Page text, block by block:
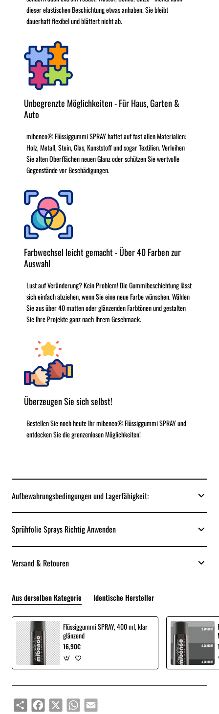
dieser elastischen Beschichtung etwas anhaben. Sie bleibt
dauerhaft flexibel und blättert nicht ab.
Unbegrenzte Möglichkeiten - Für Haus, Garten &
Auto
mibenco® Flüssiggummi SPRAY haftet auf fast allen Materialien:
Holz, Metall, Stein, Glas, Kunststoff und sogar Textilien. Verleihen
Sie alten Oberflächen neuen Glanz oder schützen Sie wertvolle
Gegenstände vor Beschädigungen.
Farbwechsel leicht gemacht - Über 40 Farben zur
Auswahl
Lust auf Veränderung? Kein Problem! Die Gummibeschichtung lässt
sich einfach abziehen, wenn Sie eine neue Farbe wünschen. Wählen
Sie aus über 40 matten oder glänzenden Farbtönen und gestalten
Sie Ihre Projekte ganz nach Ihrem Geschmack.
Überzeugen Sie sich selbst!
Bestellen Sie noch heute Ihr mibenco® Flüssiggummi SPRAY und
entdecken Sie die grenzenlosen Möglichkeiten!
Aufbewahrungsbedingungen und Lagerfähigkeit:
Sprühfolie Sprays Richtig Anwenden
Versand & Retouren
Aus derselben Kategorie Identische Hersteller
Flüssiggummi SPRAY, 400 ml, klar
glänzend
16,90€
ShareFacebook
X WhatsAppEmail